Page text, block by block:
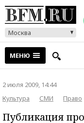
Москва
МЕНЮ
2 июля 2009, 14:44
Культура
СМИ Право
Публикация